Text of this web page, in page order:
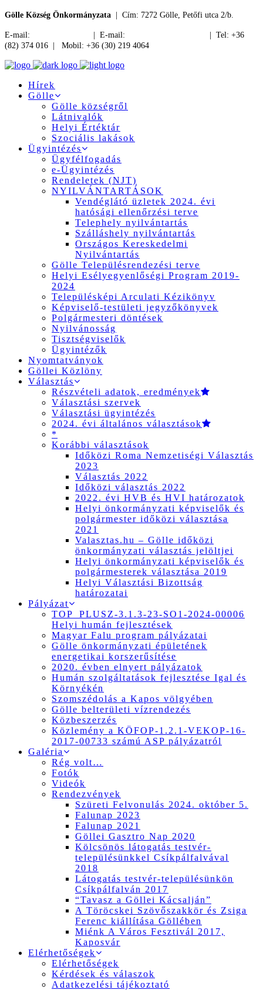
Gölle Község Önkormányzata | Cím: 7272 Gölle, Petőfi utca 2/b.
E-mail: | E-mail:
| Tel: +36
(82) 374 016 | Mobil: +36 (30) 219 4064
Hírek
Gölle
Gölle községről
Látnivalók
Helyi Értéktár
Szociális lakások
Ügyintézés
Ügyfélfogadás
e-Ügyintézés
Rendeletek (NJT)
NYILVÁNTARTÁSOK
Vendéglátó üzletek 2024. évi
hatósági ellenőrzési terve
Telephely nyilvántartás
Szálláshely nyilvántartás
Országos Kereskedelmi
Nyilvántartás
Gölle Településrendezési terve
Helyi Esélyegyenlőségi Program 2019-
2024
Településképi Arculati Kézikönyv
Képviselő-testületi jegyzőkönyvek
Polgármesteri döntések
Nyilvánosság
Tisztségviselők
Ügyintézők
Nyomtatványok
Göllei Közlöny
Választás
Részvételi adatok, eredmények
Választási szervek
Választási ügyintézés
2024. évi általános választások
*
Korábbi választások
Időközi Roma Nemzetiségi Választás
2023
Választás 2022
Időközi választás 2022
2022. évi HVB és HVI határozatok
Helyi önkormányzati képviselők és
polgármester időközi választása
2021
Valasztas.hu – Gölle időközi
önkormányzati választás jelöltjei
Helyi önkormányzati képviselők és
polgármesterek választása 2019
Helyi Választási Bizottság
határozatai
Pályázat
TOP_PLUSZ-3.1.3-23-SO1-2024-00006
Helyi humán fejlesztések
Magyar Falu program pályázatai
Gölle önkormányzati épületének
energetikai korszerűsítése
2020. évben elnyert pályázatok
Humán szolgáltatások fejlesztése Igal és
Környékén
Szomszédolás a Kapos völgyében
Gölle belterületi vízrendezés
Közbeszerzés
Közlemény a KÖFOP-1.2.1-VEKOP-16-
2017-00733 számú ASP pályázatról
Galéria
Rég volt…
Fotók
Videók
Rendezvények
Szüreti Felvonulás 2024. október 5.
Falunap 2023
Falunap 2021
Göllei Gasztro Nap 2020
Kölcsönös látogatás testvér-
településünkkel Csíkpálfalvával
2018
Látogatás testvér-településünkön
Csíkpálfalván 2017
“Tavasz a Göllei Kácsalján”
A Töröcskei Szövőszakkör és Zsiga
Ferenc kiállítása Göllében
Miénk A Város Fesztivál 2017,
Kaposvár
Elérhetőségek
Elérhetőségek
Kérdések és válaszok
Adatkezelési tájékoztató